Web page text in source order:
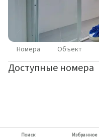
Номера Объект
Доступные номера
Поиск Избранное